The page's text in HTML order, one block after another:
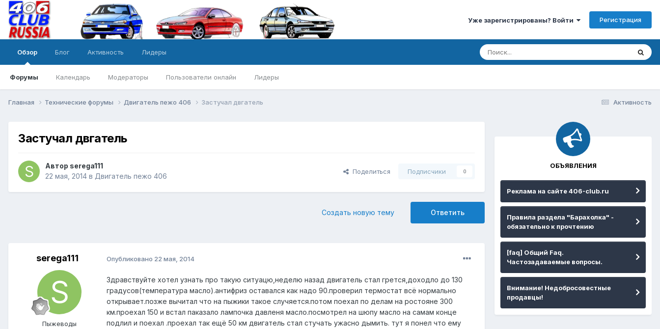
Уже зарегистрированы? Войти Регистрация
Обзор
Форумы Календарь Модераторы Пользователи онлайн Лидеры
Блог Активность Лидеры
Активность
Главная Технические форумы Двигатель пежо 406 Застучал двгатель
Застучал двгатель
Автор serega111
22 мая, 2014 в Двигатель пежо 406
Поделиться Подписчики 0
Ответить
Создать новую тему
serega111
Пыжеводы
Опубликовано 22 мая, 2014
Здравствуйте хотел узнать про такую ситуацю,неделю назад двигатель стал грется,доходло до 130
градусов(температура масло).антифриз оставался как надо 90.проверил термостат всё нормально
открывает.позже вычитал что на пыжики такое случяется.потом поехал по делам на ростояне 300
км.проехал 150 и встал паказало лампочка давленя масло.посмотрел на шюпу масло на самам конце
подлил и поехал .проехал так ещё 50 км двигатель стал стучать ужасно дымить. тут я понел что ему
ОБЪЯВЛЕНИЯ
Реклама на сайте 406-club.ru
Правила раздела "Барахолка" -
обязательно к прочтению
[faq] Общий Faq.
Частозадаваемые вопросы.
Внимание! Недобросовестные
продавцы!